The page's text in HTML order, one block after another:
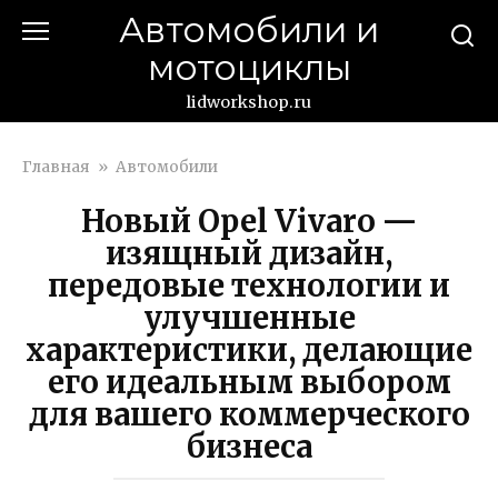
Автомобили и
мотоциклы
lidworkshop.ru
Главная » Автомобили
Новый Opel Vivaro —
изящный дизайн,
передовые технологии и
улучшенные
характеристики, делающие
его идеальным выбором
для вашего коммерческого
бизнеса